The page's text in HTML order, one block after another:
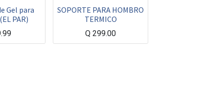
Gel para
PAR)
SOPORTE PARA HOMBRO
TERMICO
Q 299.00